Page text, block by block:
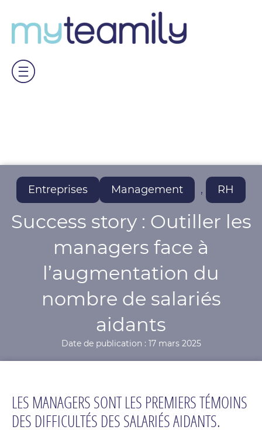
Entreprises Management , RH
Success story : Outiller les
managers face à
l’augmentation du
nombre de salariés
aidants
Date de publication : 17 mars 2025
LES MANAGERS SONT LES PREMIERS TÉMOINS
DES DIFFICULTÉS DES SALARIÉS AIDANTS.